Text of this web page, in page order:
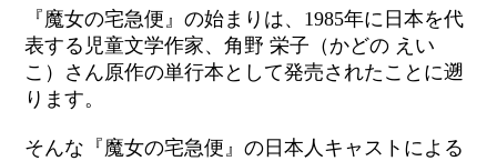
『魔女の宅急便』の始まりは、1985年に日本を代
表する児童文学作家、角野 栄子（かどの えい
こ）さん原作の単行本として発売されたことに遡
ります。
そんな『魔女の宅急便』の日本人キャストによる